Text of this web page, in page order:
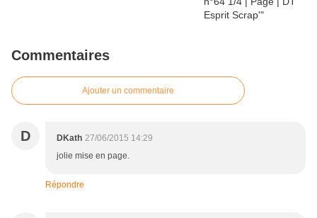
Commentaires
Ajouter un commentaire
D DKath 27/06/2015 14:29
jolie mise en page.
Répondre